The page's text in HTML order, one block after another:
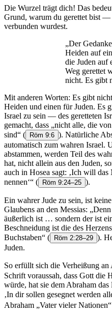
Die Wurzel trägt dich! Das
Grund, warum du gerettet bist
verbunden wurdest.
„Der
Heiden auf
die Juden auf
Weg gerettet
nicht. Es gibt
Mit anderen Worten: Es gibt
Heiden und einen für Juden. Es
Israel zu sein — des geretteten
gemacht, dass „nicht alle, die
sind“ ( Röm 9:6 ). Natürliche
automatisch zum wahren Israel.
abstammen, werden Teil des
hat, nicht allein aus den Juden,
auch in Hosea sagt: ‚Ich will
nennen‘“ ( Röm 9:24–25 ).
Ein wahrer Jude zu sein, ist
Glaubens an den Messias:
äußerlich ist … sondern der ist
Beschneidung ist die des
Buchstaben“ ( Röm 2:28–29 ).
Juden.
So erfüllt sich die Verheißung an
Schrift voraussah, dass Gott die
würde, hat sie dem Abraham
‚In dir sollen gesegnet werden
Abraham „Vater vieler Nationen“